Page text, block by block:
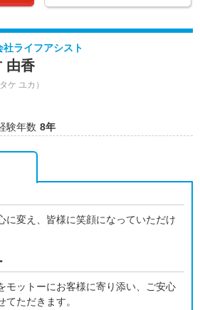
社ライフアシスト
由香
ケ ユカ）
験年数 8年
に変え、皆様に笑顔になっていただけ
モットーにお客様に寄り添い、ご安心
ただきます。